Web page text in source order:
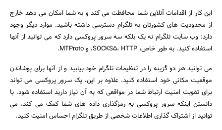
جستجو
این کار از اقدامات آنلاین شما محافظت می کند و به شما امکان می دهد خارج
از محدودیت های کشورتان به تلگرام دسترسی داشته باشید. موارد دیگر وجود
دارد: وب سایت تلگرام نه یک بلکه سه سرور پروکسی دارد که می توانید از آنها
استفاده کنید. به طور خاص، SOCKS5، HTTP، و MTProto.
می توانید هر دو گزینه را در تنظیمات تلگرام خود بیابید و از آنها برای پوشاندن
موقعیت مکانی خود استفاده کنید. علاوه بر این، یک سرور پروکسی می تواند
برای تقویت امنیت ارتباط شما در مواقعی که به آن نیاز دارید استفاده شود. با
دانستن اینکه سرور پروکسی به رمزگذاری داده های شما کمک می کند، می
توانید از اشتراک گذاری اطلاعات شخصی از طریق تلگرام احساس امنیت کنید.